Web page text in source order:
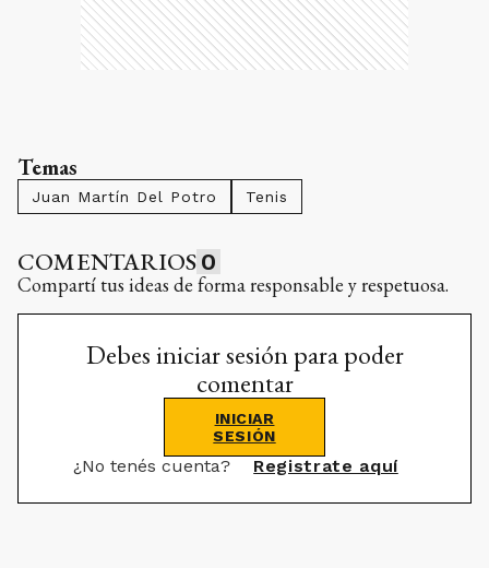
Temas
Juan Martín Del Potro Tenis
COMENTARIOS 0
Compartí tus ideas de forma responsable y respetuosa.
Debes iniciar sesión para poder
comentar
INICIAR
SESIÓN
¿No tenés cuenta? Registrate aquí